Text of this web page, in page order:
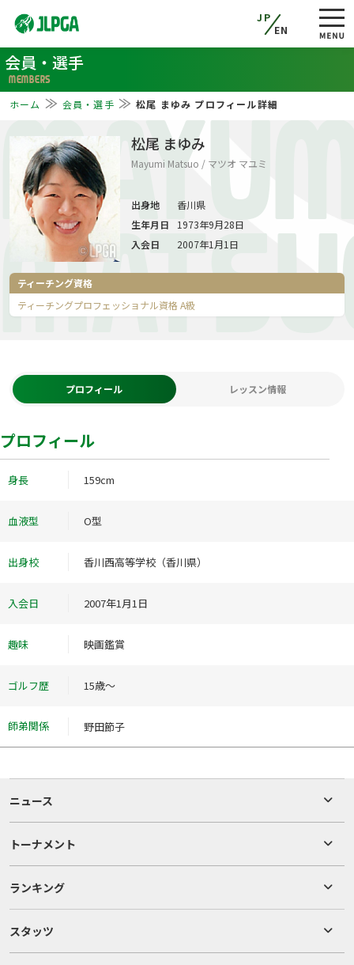
JP
EN
会員・選手
MEMBERS
ホーム 会員・選手 松尾 まゆみ プロフィール詳細
松尾 まゆみ
Mayumi Matsuo / マツオ マユミ
ティーチング資格
ティーチングプロフェッショナル資格 A級
出身地
香川県
生年月日
1973年9月28日
入会日
2007年1月1日
プロフィール レッスン情報
プロフィール
身長 159cm
血液型 O型
出身校 香川西高等学校（香川県）
入会日 2007年1月1日
趣味 映画鑑賞
ゴルフ歴 15歳～
師弟関係 野田節子
ニュース
トーナメント
ランキング
スタッツ